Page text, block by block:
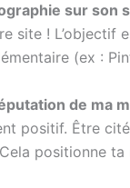
sur
site ! L’objectif
(ex :
de ma
positif. Être
positionne